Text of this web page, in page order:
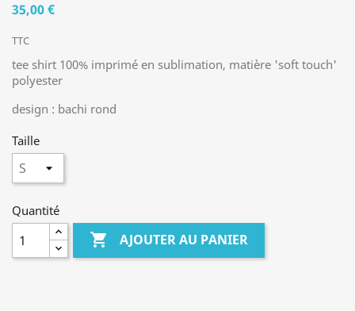
35,00 €
TTC
tee shirt 100% imprimé en sublimation, matière 'soft touch'
polyester
design : bachi rond
Taille
Quantité
 AJOUTER AU PANIER